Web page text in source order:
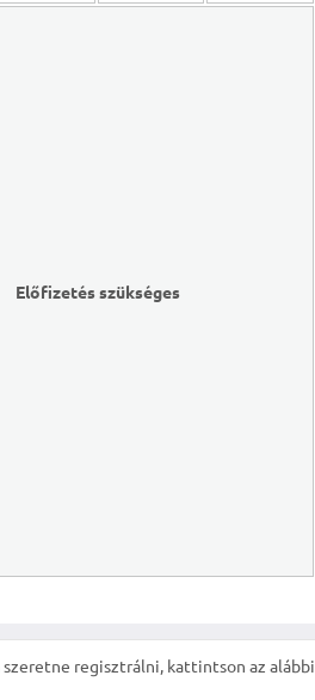
Előfizetés szükséges
regisztrálni, kattintson az alábbi